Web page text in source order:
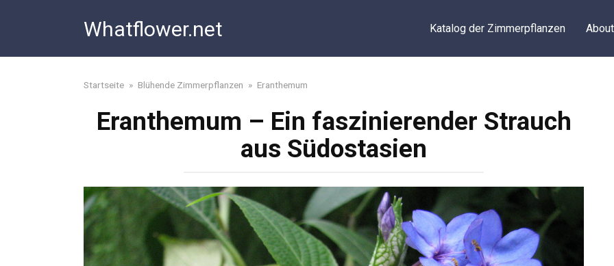
Whatflower.net Katalog der Zimmerpflanzen About
Startseite » Blühende Zimmerpflanzen » Eranthemum
Eranthemum – Ein faszinierender Strauch
aus Südostasien